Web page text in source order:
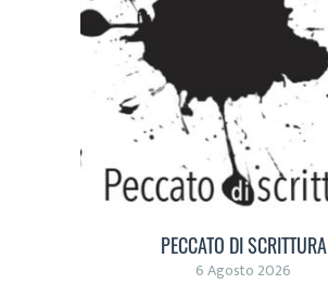
PECCATO DI SCRITTURA
6 Agosto 2026